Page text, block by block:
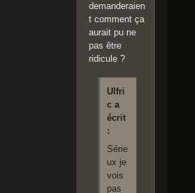
demanderaien
t comment ça
aurait pu ne
pas être
ridicule ?
Ulfri
c a
écrit
:
Série
ux je
vois
pas